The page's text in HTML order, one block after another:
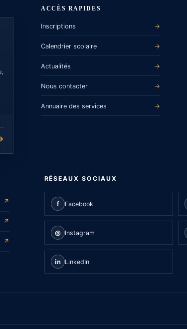
ACCÈS RAPIDES
Inscriptions →
Calendrier scolaire →
Actualités →
Nous contacter →
Annuaire des services →
↗
↗
↗
RÉSEAUX SOCIAUX
f Facebook
◎ Instagram
in LinkedIn